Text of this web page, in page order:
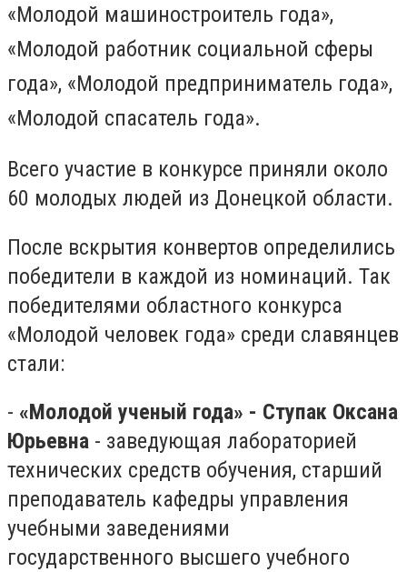
«Молодой машиностроитель года»,
«Молодой работник социальной сферы
года», «Молодой предприниматель года»,
«Молодой спасатель года».
Всего участие в конкурсе приняли около
60 молодых людей из Донецкой области.
После вскрытия конвертов определились
победители в каждой из номинаций. Так
победителями областного конкурса
«Молодой человек года» среди славянцев
стали:
-​ «Молодой ученый года» - Ступак Оксана
Юрьевна - заведующая лабораторией
технических средств обучения, старший
преподаватель кафедры управления
учебными заведениями
государственного высшего учебного